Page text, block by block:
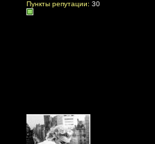
Пункты репутации: 30